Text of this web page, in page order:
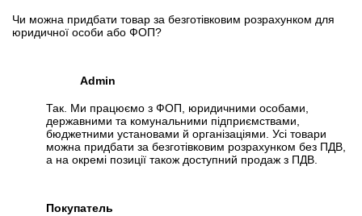
Чи можна придбати товар за безготівковим розрахунком для
юридичної особи або ФОП?
Admin
Так. Ми працюємо з ФОП, юридичними особами,
державними та комунальними підприємствами,
бюджетними установами й організаціями. Усі товари
можна придбати за безготівковим розрахунком без ПДВ,
а на окремі позиції також доступний продаж з ПДВ.
Покупатель